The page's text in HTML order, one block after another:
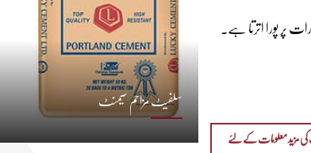
پر پورا اترتا ہے۔
مزید معلومات کے لئے
سلفیٹ مزاحم سیمنٹ